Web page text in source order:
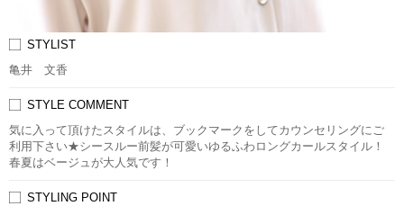
STYLIST
亀井 文香
STYLE COMMENT
気に入って頂けたスタイルは、ブックマークをしてカウンセリングにご
利用下さい★シースルー前髪が可愛いゆるふわロングカールスタイル！
春夏はベージュが大人気です！
STYLING POINT